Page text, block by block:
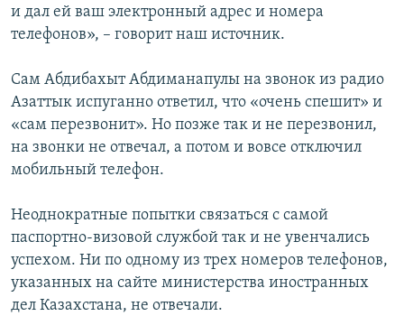
и дал ей ваш электронный адрес и номера
телефонов», – говорит наш источник.
Сам Абдибахыт Абдиманапулы на звонок из радио
Азаттык испуганно ответил, что «очень спешит» и
«сам перезвонит». Но позже так и не перезвонил,
на звонки не отвечал, а потом и вовсе отключил
мобильный телефон.
Неоднократные попытки связаться с самой
паспортно-визовой службой так и не увенчались
успехом. Ни по одному из трех номеров телефонов,
указанных на сайте министерства иностранных
дел Казахстана, не отвечали.